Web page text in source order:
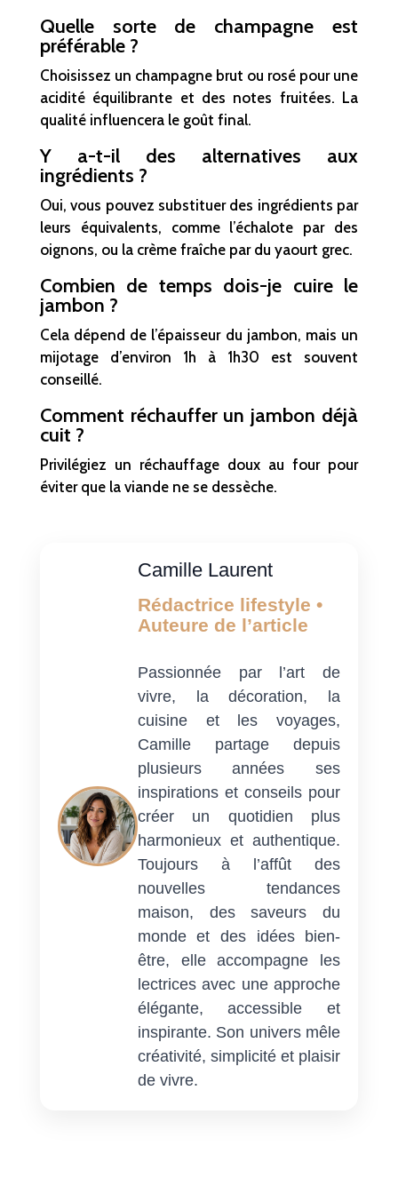
Quelle sorte de champagne est
préférable ?
Choisissez un champagne brut ou rosé pour une
acidité équilibrante et des notes fruitées. La
qualité influencera le goût final.
Y a-t-il des alternatives aux
ingrédients ?
Oui, vous pouvez substituer des ingrédients par
leurs équivalents, comme l’échalote par des
oignons, ou la crème fraîche par du yaourt grec.
Combien de temps dois-je cuire le
jambon ?
Cela dépend de l’épaisseur du jambon, mais un
mijotage d’environ 1h à 1h30 est souvent
conseillé.
Comment réchauffer un jambon déjà
cuit ?
Privilégiez un réchauffage doux au four pour
éviter que la viande ne se dessèche.
Camille Laurent
Rédactrice lifestyle •
Auteure de l’article
Passionnée par l’art de
vivre, la décoration, la
cuisine et les voyages,
Camille partage depuis
plusieurs années ses
inspirations et conseils pour
créer un quotidien plus
harmonieux et authentique.
Toujours à l’affût des
nouvelles tendances
maison, des saveurs du
monde et des idées bien-
être, elle accompagne les
lectrices avec une approche
élégante, accessible et
inspirante. Son univers mêle
créativité, simplicité et plaisir
de vivre.